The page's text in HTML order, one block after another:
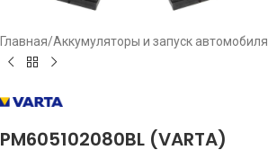
Главная/Аккумуляторы и запуск автомобиля
PM605102080BL (VARTA)